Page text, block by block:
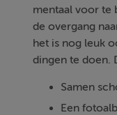
mentaal voor te
de overgang
het is nog leuk
dingen te doen.
Samen
Een